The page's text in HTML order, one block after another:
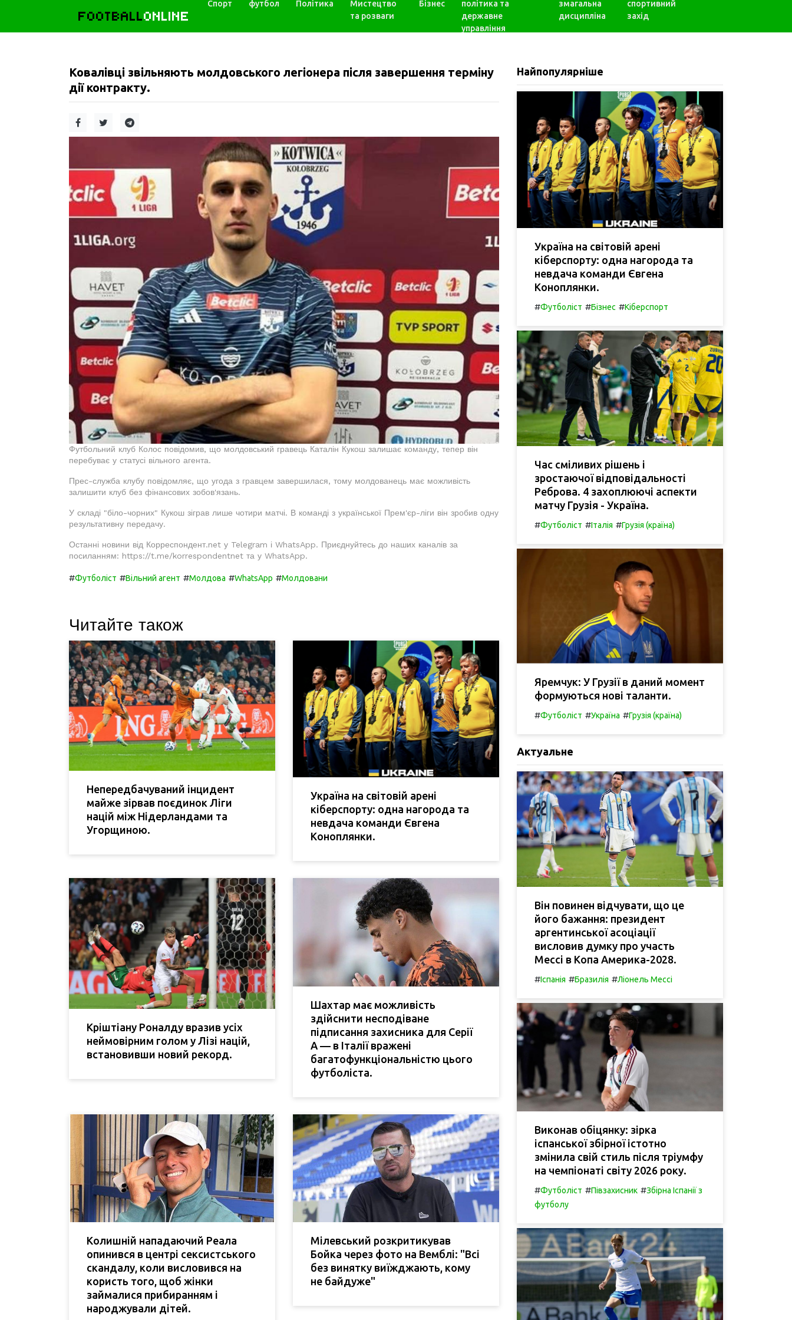
FOOTBALLONLINE
Спорт футбол Політика
Мистецтво
та розваги
Бізнес
політика та
державне
управління
змагальна
дисципліна
спортивний
захід
Ковалівці звільняють молдовського легіонера після завершення терміну
дії контракту.
Футбольний клуб Колос повідомив, що молдовський гравець Каталін Кукош залишає команду, тепер він
перебуває у статусі вільного агента.
Прес-служба клубу повідомляє, що угода з гравцем завершилася, тому молдованець має можливість
залишити клуб без фінансових зобов'язань.
У складі "біло-чорних" Кукош зіграв лише чотири матчі. В команді з української Прем'єр-ліги він зробив одну
результативну передачу.
Останні новини від Корреспондент.net у Telegram і WhatsApp. Приєднуйтесь до наших каналів за
посиланням: https://t.me/korrespondentnet та у WhatsApp.
#Футболіст #Вільний агент #Молдова #WhatsApp #Молдовани
Читайте також
Непередбачуваний інцидент
майже зірвав поєдинок Ліги
націй між Нідерландами та
Угорщиною.
Україна на світовій арені
кіберспорту: одна нагорода та
невдача команди Євгена
Коноплянки.
Кріштіану Роналду вразив усіх
неймовірним голом у Лізі націй,
встановивши новий рекорд.
Шахтар має можливість
здійснити несподіване
підписання захисника для Серії
А — в Італії вражені
багатофункціональністю цього
футболіста.
Колишній нападаючий Реала
опинився в центрі сексистського
скандалу, коли висловився на
користь того, щоб жінки
займалися прибиранням і
народжували дітей.
Мілевський розкритикував
Бойка через фото на Вемблі: "Всі
без винятку виїжджають, кому
не байдуже"
Найпопулярніше
Україна на світовій арені
кіберспорту: одна нагорода та
невдача команди Євгена
Коноплянки.
#Футболіст #Бізнес #Кіберспорт
Час сміливих рішень і
зростаючої відповідальності
Реброва. 4 захоплюючі аспекти
матчу Грузія - Україна.
#Футболіст #Італія #Грузія (країна)
Яремчук: У Грузії в даний момент
формуються нові таланти.
#Футболіст #Україна #Грузія (країна)
Актуальне
Він повинен відчувати, що це
його бажання: президент
аргентинської асоціації
висловив думку про участь
Мессі в Копа Америка-2028.
#Іспанія #Бразилія #Ліонель Мессі
Виконав обіцянку: зірка
іспанської збірної істотно
змінила свій стиль після тріумфу
на чемпіонаті світу 2026 року.
#Футболіст #Півзахисник #Збірна Іспанії з
футболу